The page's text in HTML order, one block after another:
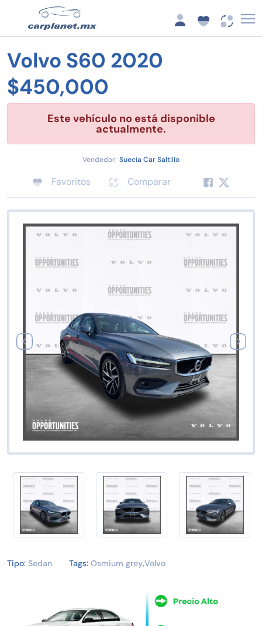
Volvo S60 2020
$450,000
Este vehículo no está disponible
actualmente.
Vendedor: Suecia Car Saltillo
Favoritos Comparar
Tipo: Sedan Tags: Osmium grey,Volvo